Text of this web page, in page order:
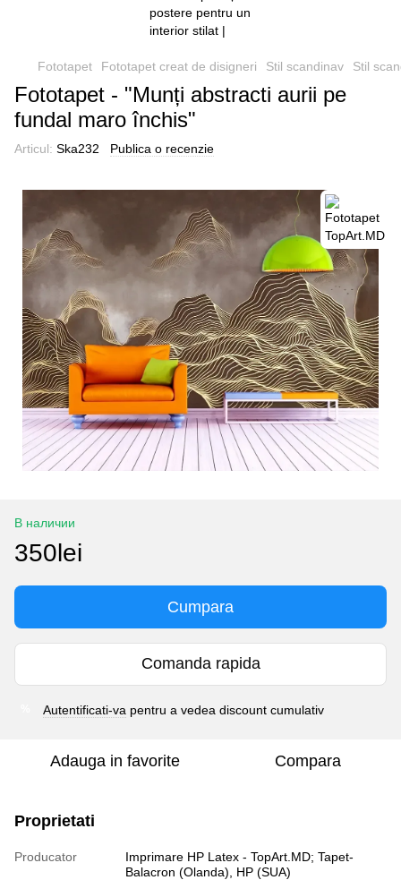
Fototapet Fototapet creat de disigneri Stil scandinav Stil
Fototapet - "Munți abstracti aurii pe
fundal maro închis"
Articul: Ska232 Publica o recenzie
В наличии
350lei
Cumpara
Comanda rapida
Autentificati-va pentru a vedea discount cumulativ
Adauga in favorite Compara
Proprietati
Producator
Imprimare HP Latex - TopArt.MD; Tapet-
Balacron (Olanda), HP (SUA)